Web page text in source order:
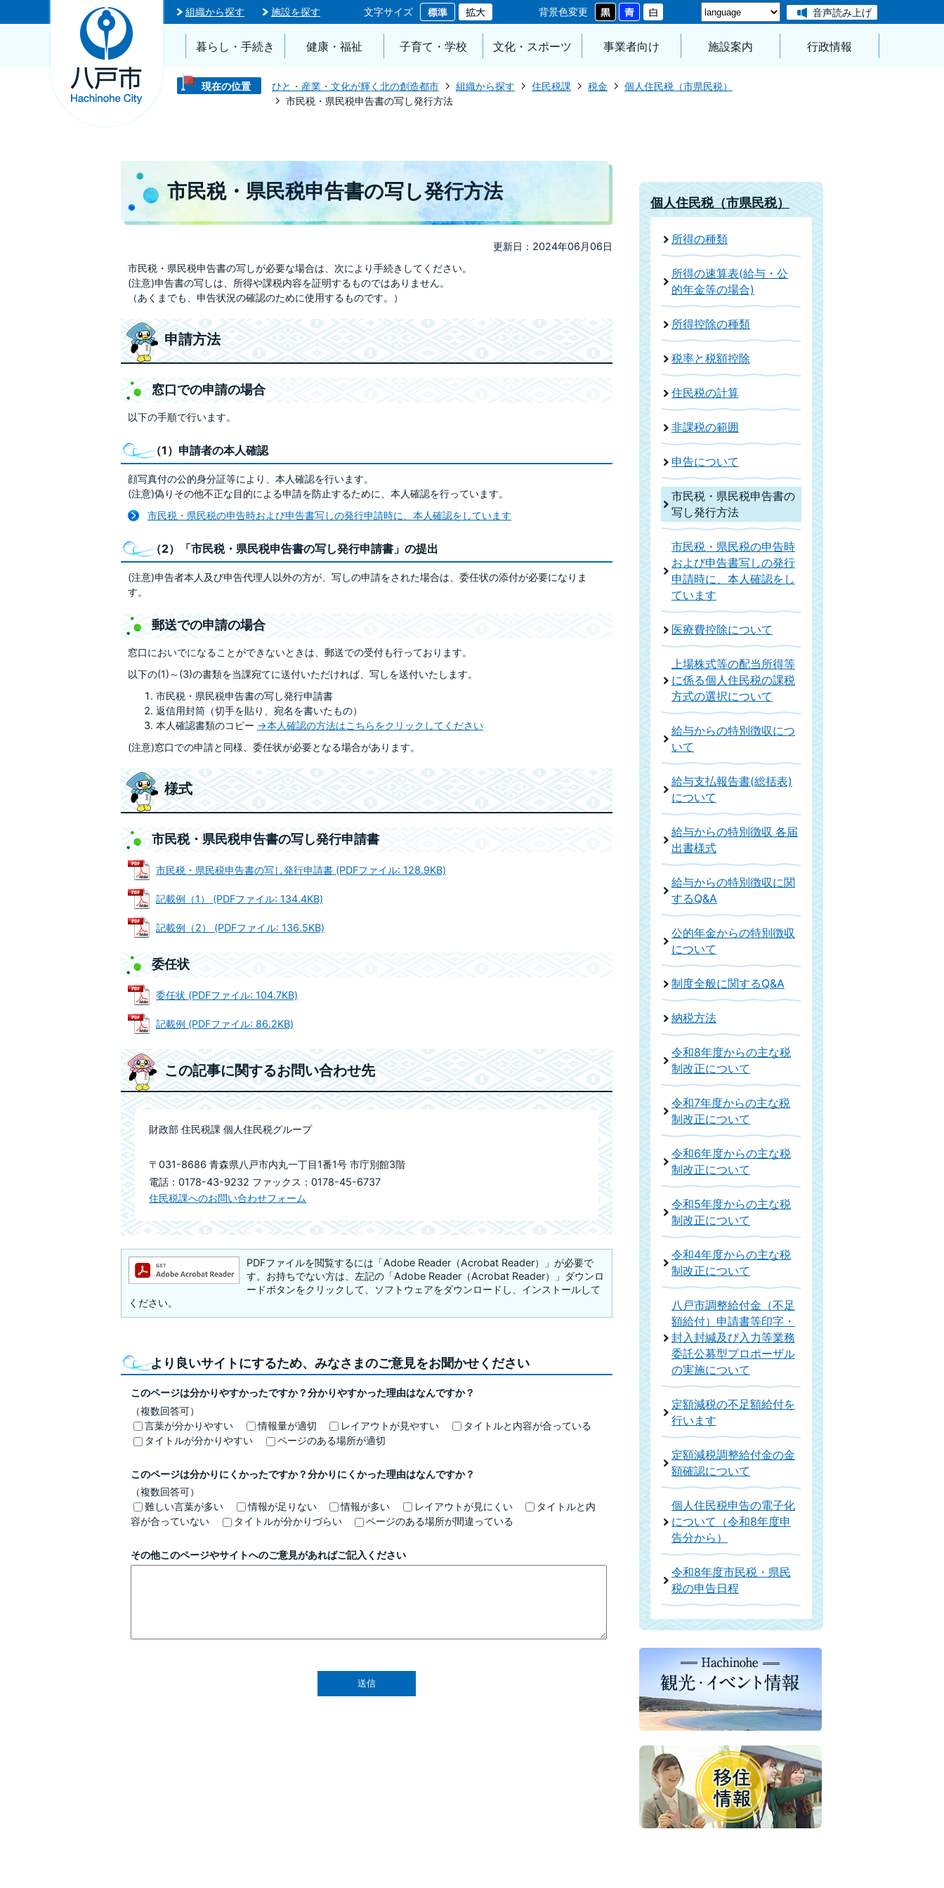
組織から探す 施設を探す 文字サイズ 背景色変更 音声読み上げ
暮らし・手続き 健康・福祉 子育て・学校 文化・スポーツ 事業者向け 施設案内 行政情報
現在の位置 ひと・産業・文化が輝く北の創造都市 組織から探す 住民税課 税金
個人住民税（市県民税）
市民税・県民税申告書の写し発行方法
市民税・県民税申告書の写し発行方法
更新日：2024年06月06日
市民税・県民税申告書の写しが必要な場合は、次により手続きしてください。
(注意)申告書の写しは、所得や課税内容を証明するものではありません。
（あくまでも、申告状況の確認のために使用するものです。）
申請方法
窓口での申請の場合
以下の手順で行います。
（1）申請者の本人確認
顔写真付の公的身分証等により、本人確認を行います。
(注意)偽りその他不正な目的による申請を防止するために、本人確認を行っています。
市民税・県民税の申告時および申告書写しの発行申請時に、本人確認をしています
（2）「市民税・県民税申告書の写し発行申請書」の提出
(注意)申告者本人及び申告代理人以外の方が、写しの申請をされた場合は、委任状の添付が必要になりま
す。
郵送での申請の場合
窓口においでになることができないときは、郵送での受付も行っております。
以下の(1)～(3)の書類を当課宛てに送付いただければ、写しを送付いたします。
市民税・県民税申告書の写し発行申請書
返信用封筒（切手を貼り、宛名を書いたもの）
本人確認書類のコピー →本人確認の方法はこちらをクリックしてください
(注意)窓口での申請と同様、委任状が必要となる場合があります。
様式
市民税・県民税申告書の写し発行申請書
市民税・県民税申告書の写し発行申請書 (PDFファイル: 128.9KB)
記載例（1） (PDFファイル: 134.4KB)
記載例（2） (PDFファイル: 136.5KB)
委任状
委任状 (PDFファイル: 104.7KB)
記載例 (PDFファイル: 86.2KB)
この記事に関するお問い合わせ先
財政部 住民税課 個人住民税グループ
〒031-8686 青森県八戸市内丸一丁目1番1号 市庁別館3階
電話：0178-43-9232 ファックス：0178-45-6737
住民税課へのお問い合わせフォーム
PDFファイルを閲覧するには「Adobe Reader（Acrobat Reader）」が必要で
す。お持ちでない方は、左記の「Adobe Reader（Acrobat Reader）」ダウンロ
ードボタンをクリックして、ソフトウェアをダウンロードし、インストールして
ください。
より良いサイトにするため、みなさまのご意見をお聞かせください
このページは分かりやすかったですか？分かりやすかった理由はなんですか？
（複数回答可）
言葉が分かりやすい
情報量が適切 レイアウトが見やすい
タイトルと内容が合っている
タイトルが分かりやすい
ページのある場所が適切
このページは分かりにくかったですか？分かりにくかった理由はなんですか？
（複数回答可）
難しい言葉が多い
情報が足りない 情報が多い レイアウトが見にくい
タイトルと内
容が合っていない
タイトルが分かりづらい ページのある場所が間違っている
その他このページやサイトへのご意見があればご記入ください
個人住民税（市県民税）
所得の種類
所得の速算表(給与・公
的年金等の場合)
所得控除の種類
税率と税額控除
住民税の計算
非課税の範囲
申告について
市民税・県民税申告書の
写し発行方法
市民税・県民税の申告時
および申告書写しの発行
申請時に、本人確認をし
ています
医療費控除について
上場株式等の配当所得等
に係る個人住民税の課税
方式の選択について
給与からの特別徴収につ
いて
給与支払報告書(総括表)
について
給与からの特別徴収 各届
出書様式
給与からの特別徴収に関
するQ&A
公的年金からの特別徴収
について
制度全般に関するQ&A
納税方法
令和8年度からの主な税
制改正について
令和7年度からの主な税
制改正について
令和6年度からの主な税
制改正について
令和5年度からの主な税
制改正について
令和4年度からの主な税
制改正について
八戸市調整給付金（不足
額給付）申請書等印字・
封入封緘及び入力等業務
委託公募型プロポーザル
の実施について
定額減税の不足額給付を
行います
定額減税調整給付金の金
額確認について
個人住民税申告の電子化
について（令和8年度申
告分から）
令和8年度市民税・県民
税の申告日程